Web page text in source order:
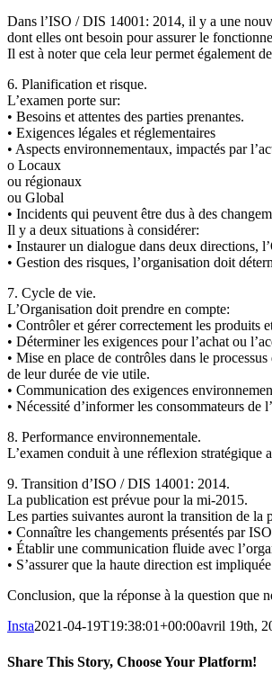
Dans l’ISO / DIS 14001: 2014, il y a une
dont elles ont besoin pour assurer le
Il est à noter que cela leur permet également
6. Planification et risque.
L’examen porte sur:
• Besoins et attentes des parties prenantes.
• Exigences légales et réglementaires
• Aspects environnementaux, impactés par
o Locaux
ou régionaux
ou Global
• Incidents qui peuvent être dus à des
Il y a deux situations à considérer:
• Instaurer un dialogue dans deux directions,
• Gestion des risques, l’organisation doit
7. Cycle de vie.
L’Organisation doit prendre en compte:
• Contrôler et gérer correctement les produits
• Déterminer les exigences pour l’achat ou
• Mise en place de contrôles dans le
de leur durée de vie utile.
• Communication des exigences
• Nécessité d’informer les consommateurs
8. Performance environnementale.
L’examen conduit à une réflexion stratégique
9. Transition d’ISO / DIS 14001: 2014.
La publication est prévue pour la mi-2015.
Les parties suivantes auront la transition de la
• Connaître les changements présentés par
• Établir une communication fluide avec
• S’assurer que la haute direction est
Conclusion, que la réponse à la question que
Insta2021-04-19T19:38:01+00:00avril 19th,
Share This Story, Choose Your Platform!